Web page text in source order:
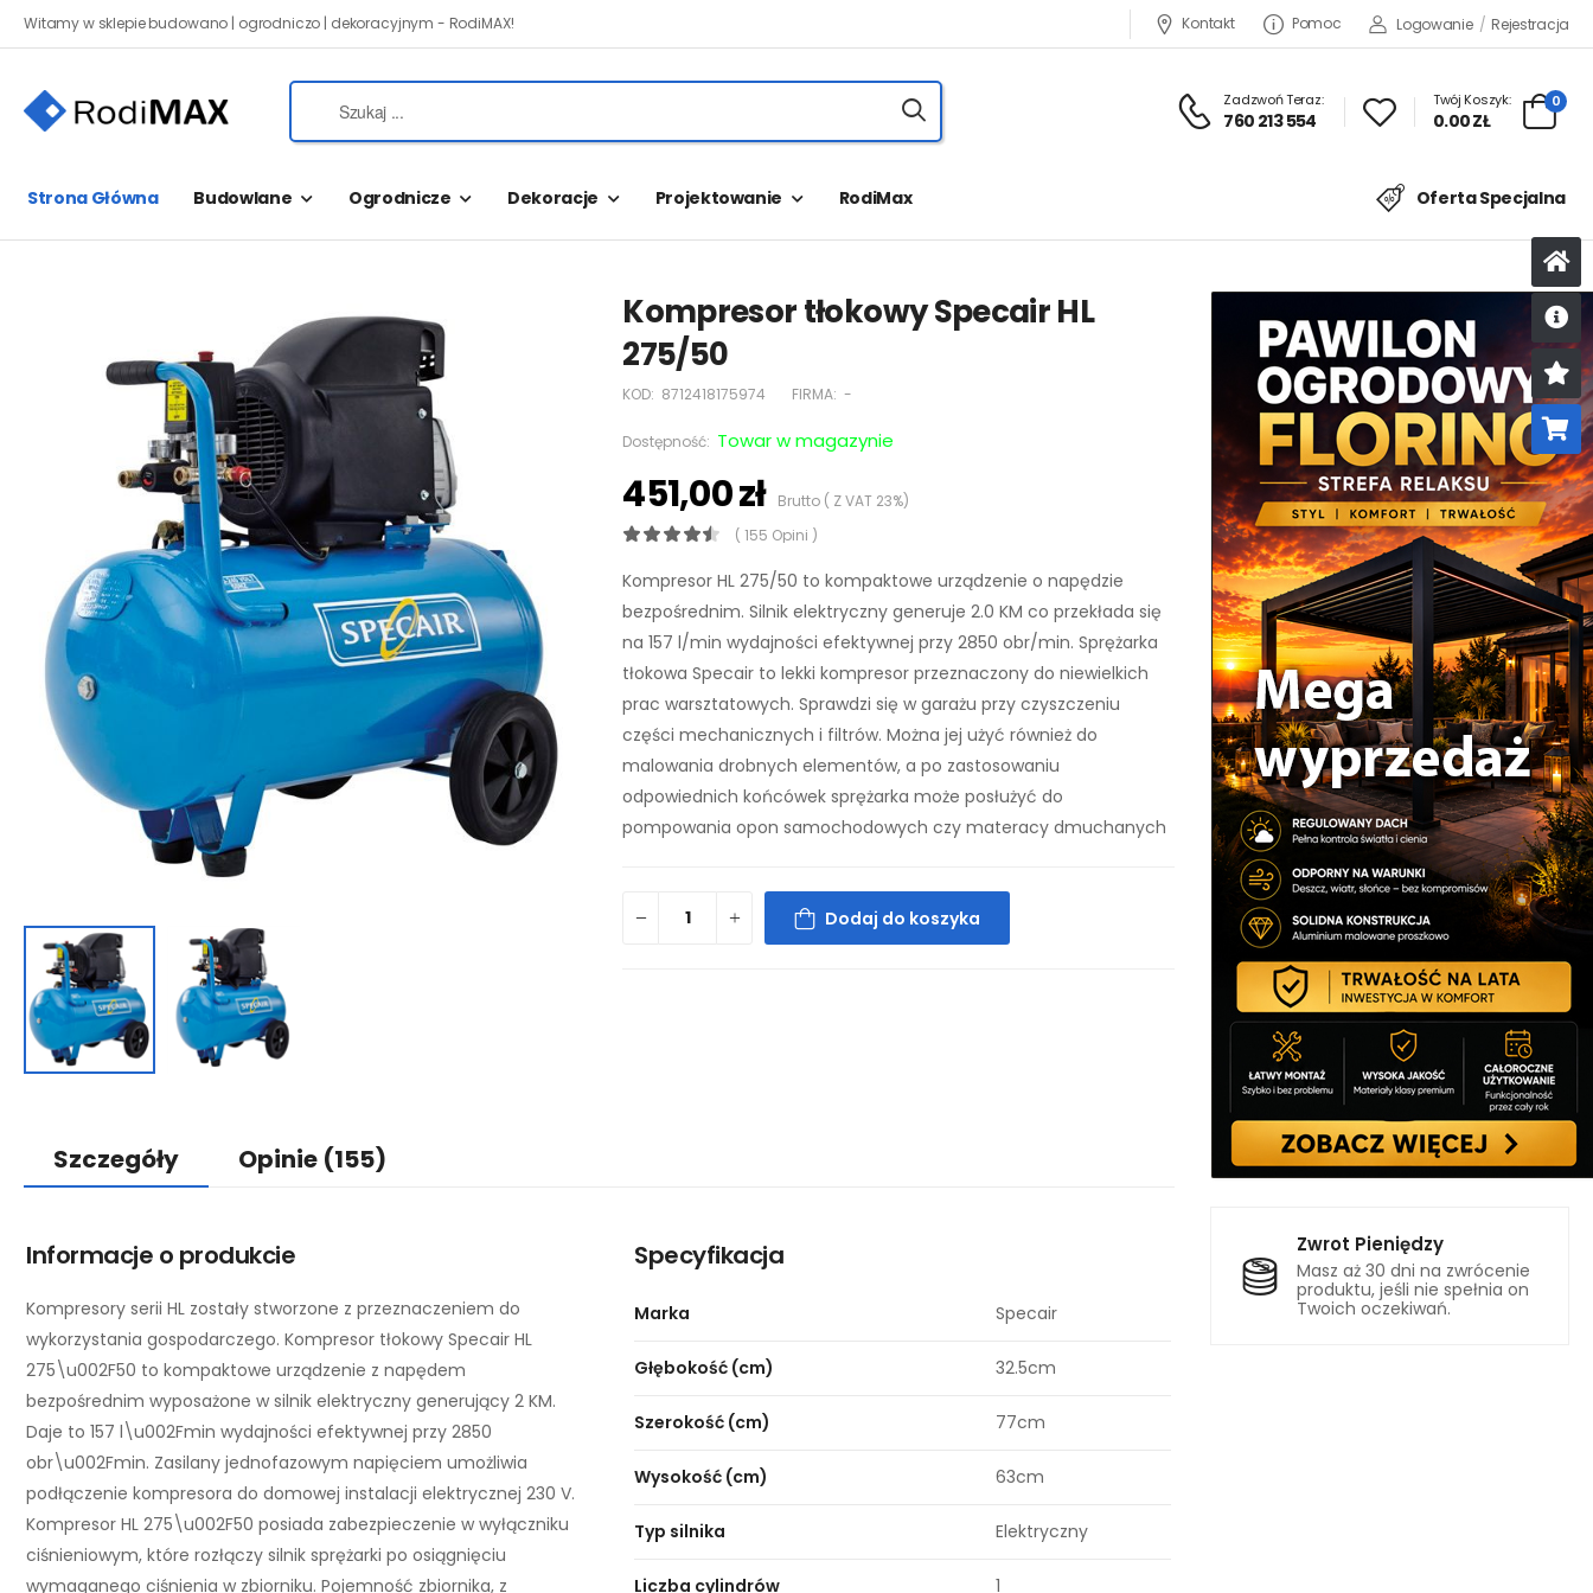
Witamy w sklepie budowano | ogrodniczo | dekoracyjnym - RodiMAX! Kontakt Pomoc Logowanie / Rejestracja
Zadzwoń Teraz:
760 213 554
Twój Koszyk:
0.00 ZŁ
0
Strona Główna Budowlane Ogrodnicze Dekoracje Projektowanie RodiMax Oferta Specjalna
Zwrot Pieniędzy
Masz aż 30 dni na zwrócenie
produktu, jeśli nie spełnia on
Twoich oczekiwań.
Kompresor tłokowy Specair HL
275/50
KOD: 8712418175974 FIRMA: -
Dostępność: Towar w magazynie
451,00 złBrutto ( Z VAT 23%)
( 155 Opini )
Kompresor HL 275/50 to kompaktowe urządzenie o napędzie
bezpośrednim. Silnik elektryczny generuje 2.0 KM co przekłada się
na 157 l/min wydajności efektywnej przy 2850 obr/min. Sprężarka
tłokowa Specair to lekki kompresor przeznaczony do niewielkich
prac warsztatowych. Sprawdzi się w garażu przy czyszczeniu
części mechanicznych i filtrów. Można jej użyć również do
malowania drobnych elementów, a po zastosowaniu
odpowiednich końcówek sprężarka może posłużyć do
pompowania opon samochodowych czy materacy dmuchanych
Dodaj do koszyka
Szczegóły Opinie (155)
Informacje o produkcie
Kompresory serii HL zostały stworzone z przeznaczeniem do
wykorzystania gospodarczego. Kompresor tłokowy Specair HL
275\u002F50 to kompaktowe urządzenie z napędem
bezpośrednim wyposażone w silnik elektryczny generujący 2 KM.
Daje to 157 l\u002Fmin wydajności efektywnej przy 2850
obr\u002Fmin. Zasilany jednofazowym napięciem umożliwia
podłączenie kompresora do domowej instalacji elektrycznej 230 V.
Kompresor HL 275\u002F50 posiada zabezpieczenie w wyłączniku
ciśnieniowym, które rozłączy silnik sprężarki po osiągnięciu
wymaganego ciśnienia w zbiorniku. Pojemność zbiornika, z
Specyfikacja
Marka Specair
Głębokość (cm) 32.5cm
Szerokość (cm) 77cm
Wysokość (cm) 63cm
Typ silnika Elektryczny
Liczba cylindrów 1